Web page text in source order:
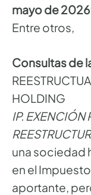
mayo de
Entre otros,
Consultas de
HOLDING
IP. EXENCIÓN
una sociedad
en el
aportante,